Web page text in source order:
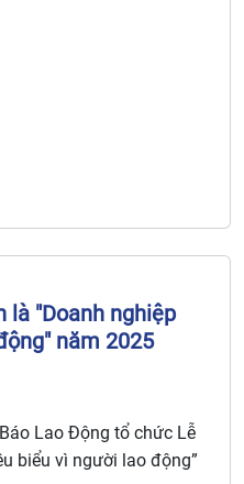
là "Doanh nghiệp
năm 2025
Lao Động tổ chức Lễ
biểu vì người lao động”